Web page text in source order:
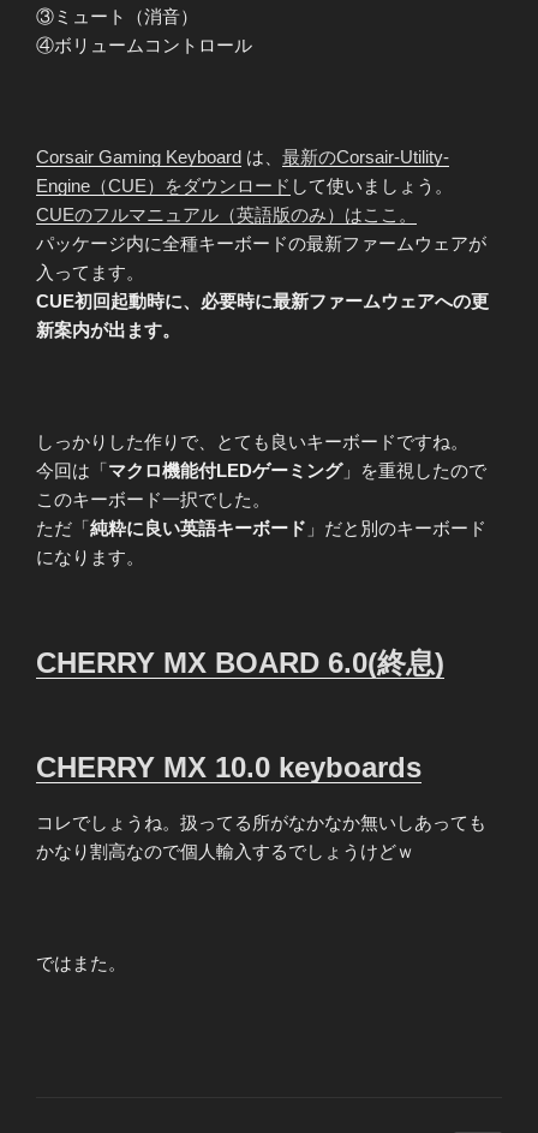
③ミュート（消音）
④ボリュームコントロール
Corsair Gaming Keyboard は、 最新のCorsair-Utility-
Engine（CUE）をダウンロード して使いましょう。
CUEのフルマニュアル（英語版のみ）はここ。
パッケージ内に全種キーボードの最新ファームウェアが
入ってます。
CUE初回起動時に、必要時に最新ファームウェアへの更
新案内が出ます。
しっかりした作りで、とても良いキーボードですね。
今回は「マクロ機能付LEDゲーミング」を重視したので
このキーボード一択でした。
ただ「純粋に良い英語キーボード 」だと別のキーボード
になります。
CHERRY MX BOARD 6.0(終息)
CHERRY MX 10.0 keyboards
コレでしょうね。扱ってる所がなかなか無いしあっても
かなり割高なので個人輸入するでしょうけどｗ
ではまた。